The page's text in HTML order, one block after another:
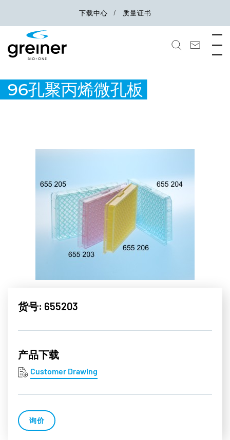
下载中心 质量证书
96孔聚丙烯微孔板
货号: 655203
产品下载
Customer Drawing
询价